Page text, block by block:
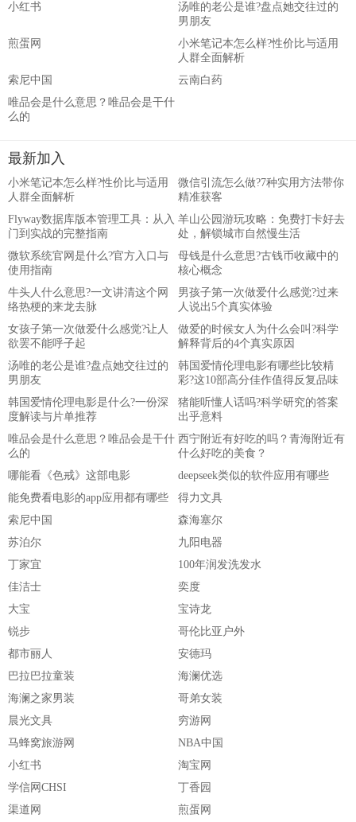
小红书
汤唯的老公是谁?盘点她交往过的
男朋友
煎蛋网
小米笔记本怎么样?性价比与适用
人群全面解析
索尼中国
云南白药
唯品会是什么意思？唯品会是干什
么的
最新加入
小米笔记本怎么样?性价比与适用
人群全面解析
微信引流怎么做?7种实用方法带你
精准获客
Flyway数据库版本管理工具：从入
门到实战的完整指南
羊山公园游玩攻略：免费打卡好去
处，解锁城市自然慢生活
微软系统官网是什么?官方入口与
使用指南
母钱是什么意思?古钱币收藏中的
核心概念
牛头人什么意思?一文讲清这个网
络热梗的来龙去脉
男孩子第一次做爱什么感觉?过来
人说出5个真实体验
女孩子第一次做爱什么感觉?让人
欲罢不能呼子起
做爱的时候女人为什么会叫?科学
解释背后的4个真实原因
汤唯的老公是谁?盘点她交往过的
男朋友
韩国爱情伦理电影有哪些比较精
彩?这10部高分佳作值得反复品味
韩国爱情伦理电影是什么?一份深
度解读与片单推荐
猪能听懂人话吗?科学研究的答案
出乎意料
唯品会是什么意思？唯品会是干什
么的
西宁附近有好吃的吗？青海附近有
什么好吃的美食？
哪能看《色戒》这部电影
deepseek类似的软件应用有哪些
能免费看电影的app应用都有哪些
得力文具
索尼中国
森海塞尔
苏泊尔
九阳电器
丁家宜
100年润发洗发水
佳洁士
奕度
大宝
宝诗龙
锐步
哥伦比亚户外
都市丽人
安德玛
巴拉巴拉童装
海澜优选
海澜之家男装
哥弟女装
晨光文具
穷游网
马蜂窝旅游网
NBA中国
小红书
淘宝网
学信网CHSI
丁香园
渠道网
煎蛋网